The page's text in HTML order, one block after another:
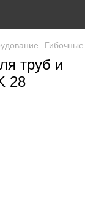
Гибочные
труб и
28